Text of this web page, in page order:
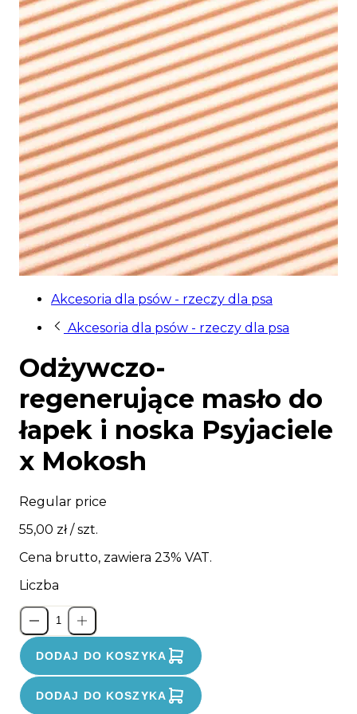
Akcesoria dla psów - rzeczy dla psa
Akcesoria dla psów - rzeczy dla psa
Odżywczo-
regenerujące masło do
łapek i noska Psyjaciele
x Mokosh
Regular price
55,00 zł/ szt.
Cena brutto, zawiera 23% VAT.
Liczba
DODAJ DO KOSZYKA
DODAJ DO KOSZYKA